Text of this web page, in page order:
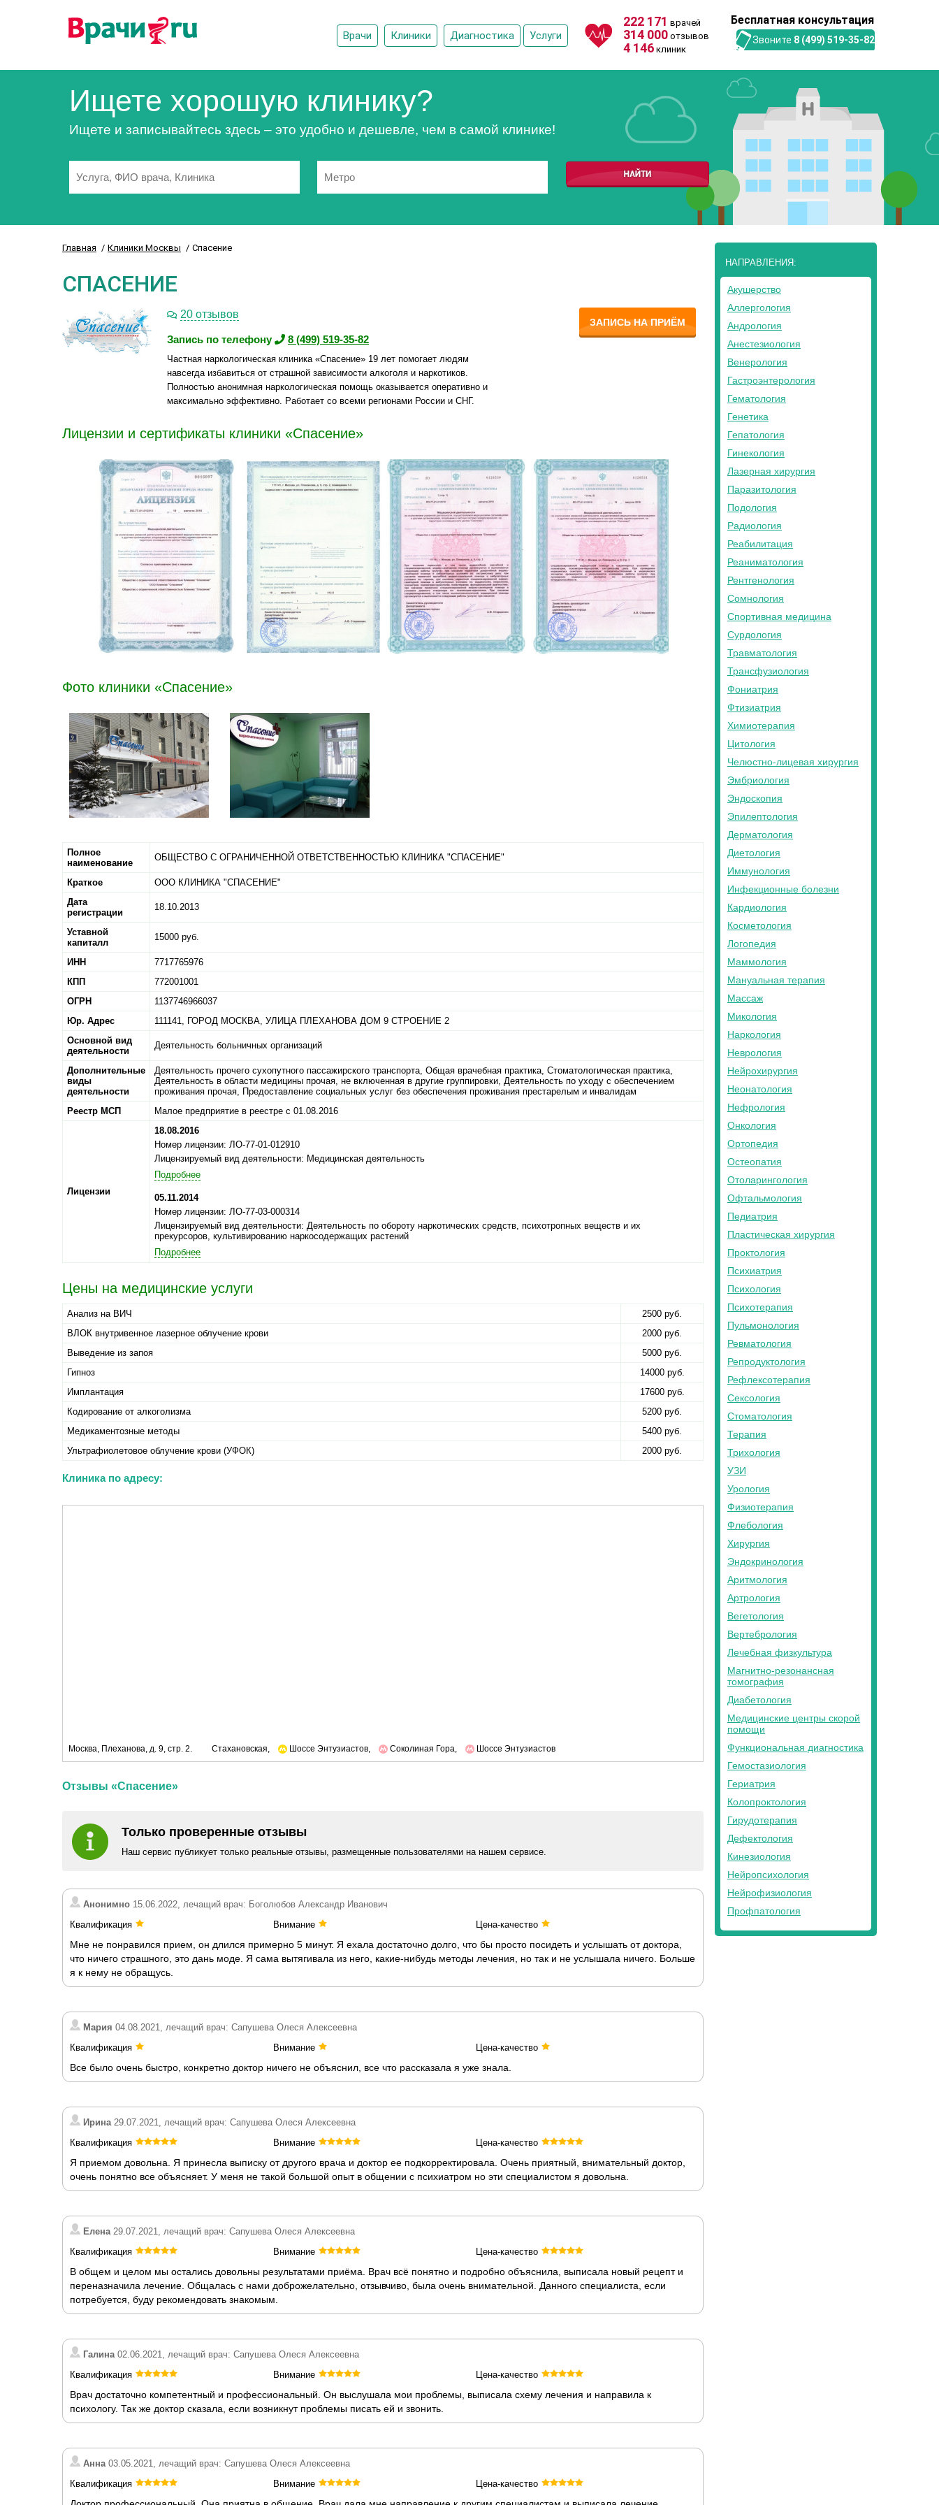
Врачи Клиники Диагностика Услуги
222 171 врачей
314 000 отзывов
4 146 клиник
Бесплатная консультация
Звоните 8 (499) 519-35-82
Ищете хорошую клинику?
Ищете и записывайтесь здесь – это удобно и дешевле, чем в самой клинике!
Главная Клиники Москвы Спасение
СПАСЕНИЕ
20 отзывов
Запись по телефону 8 (499) 519-35-82
Частная наркологическая клиника «Спасение» 19 лет помогает людям
навсегда избавиться от страшной зависимости алкоголя и наркотиков.
Полностью анонимная наркологическая помощь оказывается оперативно и
максимально эффективно. Работает со всеми регионами России и СНГ.
ЗАПИСЬ НА ПРИЁМ
Лицензии и сертификаты клиники «Спасение»
Фото клиники «Спасение»
Полное
наименование
ОБЩЕСТВО С ОГРАНИЧЕННОЙ ОТВЕТСТВЕННОСТЬЮ КЛИНИКА "СПАСЕНИЕ"
Краткое
ООО КЛИНИКА "СПАСЕНИЕ"
Дата
регистрации
18.10.2013
Уставной
капиталл
15000 руб.
ИНН
7717765976
КПП
772001001
ОГРН
1137746966037
Юр. Адрес
111141, ГОРОД МОСКВА, УЛИЦА ПЛЕХАНОВА ДОМ 9 СТРОЕНИЕ 2
Основной вид
деятельности
Деятельность больничных организаций
Дополнительные
виды
деятельности
Деятельность прочего сухопутного пассажирского транспорта, Общая врачебная практика, Стоматологическая практика,
Деятельность в области медицины прочая, не включенная в другие группировки, Деятельность по уходу с обеспечением
проживания прочая, Предоставление социальных услуг без обеспечения проживания престарелым и инвалидам
Реестр МСП
Малое предприятие в реестре с 01.08.2016
Лицензии
18.08.2016
Номер лицензии: ЛО-77-01-012910
Лицензируемый вид деятельности: Медицинская деятельность
Подробнее
05.11.2014
Номер лицензии: ЛО-77-03-000314
Лицензируемый вид деятельности: Деятельность по обороту наркотических средств, психотропных веществ и их
прекурсоров, культивированию наркосодержащих растений
Подробнее
Цены на медицинские услуги
Анализ на ВИЧ
2500 руб.
ВЛОК внутривенное лазерное облучение крови
2000 руб.
Выведение из запоя
5000 руб.
Гипноз
14000 руб.
Имплантация
17600 руб.
Кодирование от алкоголизма
5200 руб.
Медикаментозные методы
5400 руб.
Ультрафиолетовое облучение крови (УФОК)
2000 руб.
Клиника по адресу:
Москва, Плеханова, д. 9, стр. 2. Стахановская, Шоссе Энтузиастов, Соколиная Гора, Шоссе Энтузиастов
Отзывы «Спасение»
Только проверенные отзывы
Наш сервис публикует только реальные отзывы, размещенные пользователями на нашем сервисе.
Анонимно 15.06.2022, лечащий врач: Боголюбов Александр Иванович
Квалификация
Внимание Цена-качество
Мне не понравился прием, он длился примерно 5 минут. Я ехала достаточно долго, что бы просто посидеть и услышать от доктора,
что ничего страшного, это дань моде. Я сама вытягивала из него, какие-нибудь методы лечения, но так и не услышала ничего. Больше
я к нему не обращусь.
Мария 04.08.2021, лечащий врач: Сапушева Олеся Алексеевна
Квалификация
Внимание Цена-качество
Все было очень быстро, конкретно доктор ничего не объяснил, все что рассказала я уже знала.
Ирина29.07.2021, лечащий врач: Сапушева Олеся Алексеевна
Квалификация
Внимание Цена-качество
Я приемом довольна. Я принесла выписку от другого врача и доктор ее подкорректировала. Очень приятный, внимательный доктор,
очень понятно все объясняет. У меня не такой большой опыт в общении с психиатром но эти специалистом я довольна.
Елена29.07.2021, лечащий врач: Сапушева Олеся Алексеевна
Квалификация
Внимание Цена-качество
В общем и целом мы остались довольны результатами приёма. Врач всё понятно и подробно объяснила, выписала новый рецепт и
переназначила лечение. Общалась с нами доброжелательно, отзывчиво, была очень внимательной. Данного специалиста, если
потребуется, буду рекомендовать знакомым.
Галина02.06.2021, лечащий врач: Сапушева Олеся Алексеевна
Квалификация
Внимание Цена-качество
Врач достаточно компетентный и профессиональный. Он выслушала мои проблемы, выписала схему лечения и направила к
психологу. Так же доктор сказала, если возникнут проблемы писать ей и звонить.
Анна03.05.2021, лечащий врач: Сапушева Олеся Алексеевна
Квалификация
Внимание Цена-качество
НАПРАВЛЕНИЯ:
Акушерство
Аллергология
Андрология
Анестезиология
Венерология
Гастроэнтерология
Гематология
Генетика
Гепатология
Гинекология
Лазерная хирургия
Паразитология
Подология
Радиология
Реабилитация
Реаниматология
Рентгенология
Сомнология
Спортивная медицина
Сурдология
Травматология
Трансфузиология
Фониатрия
Фтизиатрия
Химиотерапия
Цитология
Челюстно-лицевая хирургия
Эмбриология
Эндоскопия
Эпилептология
Дерматология
Диетология
Иммунология
Инфекционные болезни
Кардиология
Косметология
Логопедия
Маммология
Мануальная терапия
Массаж
Микология
Наркология
Неврология
Нейрохирургия
Неонатология
Нефрология
Онкология
Ортопедия
Остеопатия
Отоларингология
Офтальмология
Педиатрия
Пластическая хирургия
Проктология
Психиатрия
Психология
Психотерапия
Пульмонология
Ревматология
Репродуктология
Рефлексотерапия
Сексология
Стоматология
Терапия
Трихология
УЗИ
Урология
Физиотерапия
Флебология
Хирургия
Эндокринология
Аритмология
Артрология
Вегетология
Вертебрология
Лечебная физкультура
Магнитно-резонансная
томография
Диабетология
Медицинские центры скорой
помощи
Функциональная диагностика
Гемостазиология
Гериатрия
Колопроктология
Гирудотерапия
Дефектология
Кинезиология
Нейропсихология
Нейрофизиология
Профпатология